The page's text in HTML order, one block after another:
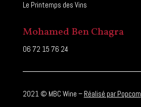
Le Printemps des Vins
Mohamed Ben Chagra
06 72 15 76 24
2021 © MBC Wine – Réalisé par Popcom